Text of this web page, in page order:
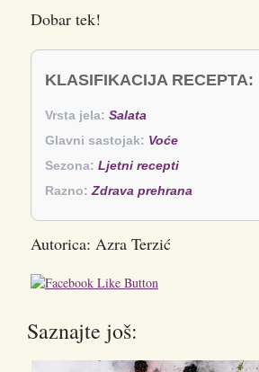
Dobar tek!
KLASIFIKACIJA RECEPTA:
Vrsta jela: Salata
Glavni sastojak: Voće
Sezona: Ljetni recepti
Razno: Zdrava prehrana
Autorica: Azra Terzić
Saznajte još: